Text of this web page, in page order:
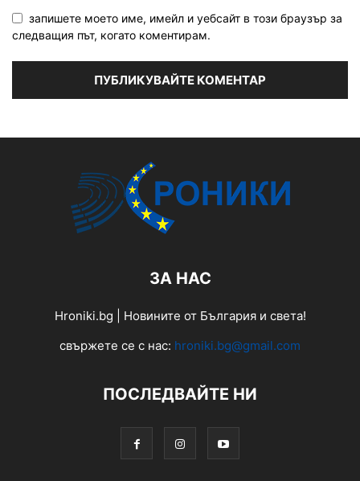
запишете моето име, имейл и уебсайт в този браузър за
следващия път, когато коментирам.
ЗА НАС
Hroniki.bg | Новините от България и света!
свържете се с нас: hroniki.bg@gmail.com
ПОСЛЕДВАЙТЕ НИ